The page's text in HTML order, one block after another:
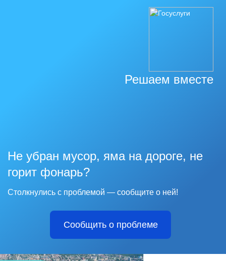
Решаем вместе
Не убран мусор, яма на дороге, не
горит фонарь?
Столкнулись с проблемой — сообщите о ней!
Сообщить о проблеме